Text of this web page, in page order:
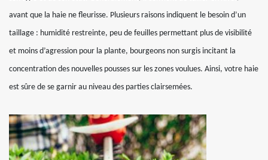
avant que la haie ne fleurisse. Plusieurs raisons indiquent le besoin d’un
taillage : humidité restreinte, peu de feuilles permettant plus de visibilité
et moins d’agression pour la plante, bourgeons non surgis incitant la
concentration des nouvelles pousses sur les zones voulues. Ainsi, votre haie
est sûre de se garnir au niveau des parties clairsemées.